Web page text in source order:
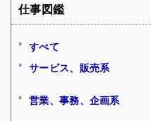
仕事図鑑
すべて
サービス、販売系
営業、事務、企画系